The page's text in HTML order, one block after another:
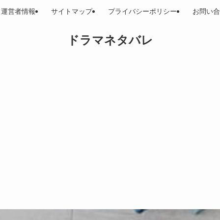
ドラマネタバレ
運営者情報 サイトマップ プライバシーポリシー お問い